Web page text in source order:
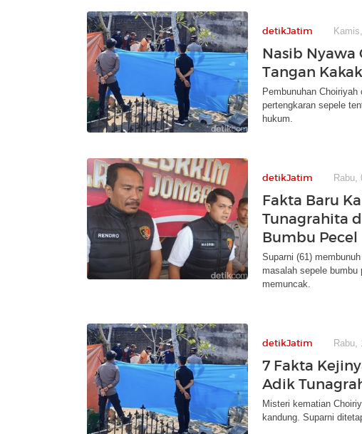
detikJatim
Nasib Nyawa
Tangan
Pembunuhan
pertengkaran sepele
hukum.
detikJatim Rabu,
Fakta Baru
Tunagrahita
Bumbu Pecel
Suparni (61)
masalah sepele
memuncak.
detikJatim Rabu,
7 Fakta
Adik
Misteri kematian
kandung. Suparni